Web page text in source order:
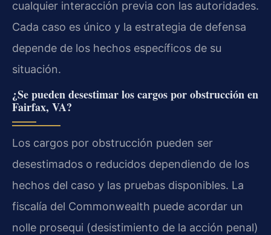
cualquier interacción previa con las autoridades.
Cada caso es único y la estrategia de defensa
depende de los hechos específicos de su
situación.
¿Se pueden desestimar los cargos por obstrucción en
Fairfax, VA?
Los cargos por obstrucción pueden ser
desestimados o reducidos dependiendo de los
hechos del caso y las pruebas disponibles. La
fiscalía del Commonwealth puede acordar un
nolle prosequi (desistimiento de la acción penal)